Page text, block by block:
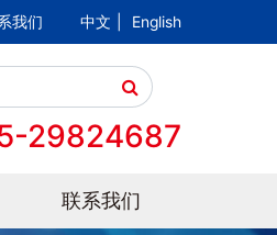
我们 中文 English
29824687
联系我们